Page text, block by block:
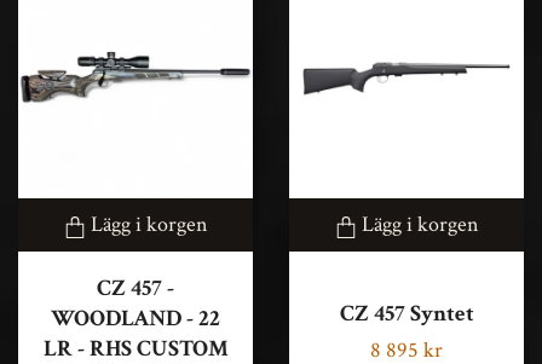
Lägg i korgen
CZ 457 -
WOODLAND - 22
LR - RHS CUSTOM
Lägg i korgen
CZ 457 Syntet
8 895 kr